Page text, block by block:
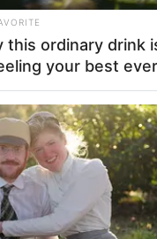
Ostatnie dyskusje
Forum Portal
kulcikriu
Imirith
Odtwarzacz 4K
Mefisto
Wojciech Has
this ordinary drink
your best